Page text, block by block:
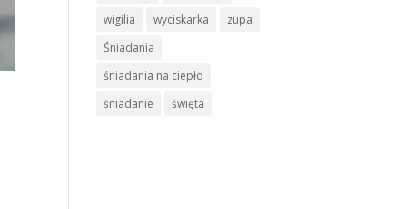
wigilia
wyciskarka
zupa
Śniadania
śniadania na ciepło
śniadanie
święta